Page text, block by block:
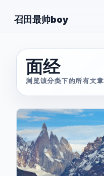
召田最帅boy
面经
浏览该分类下的所有文章